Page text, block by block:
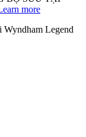
more
Legend